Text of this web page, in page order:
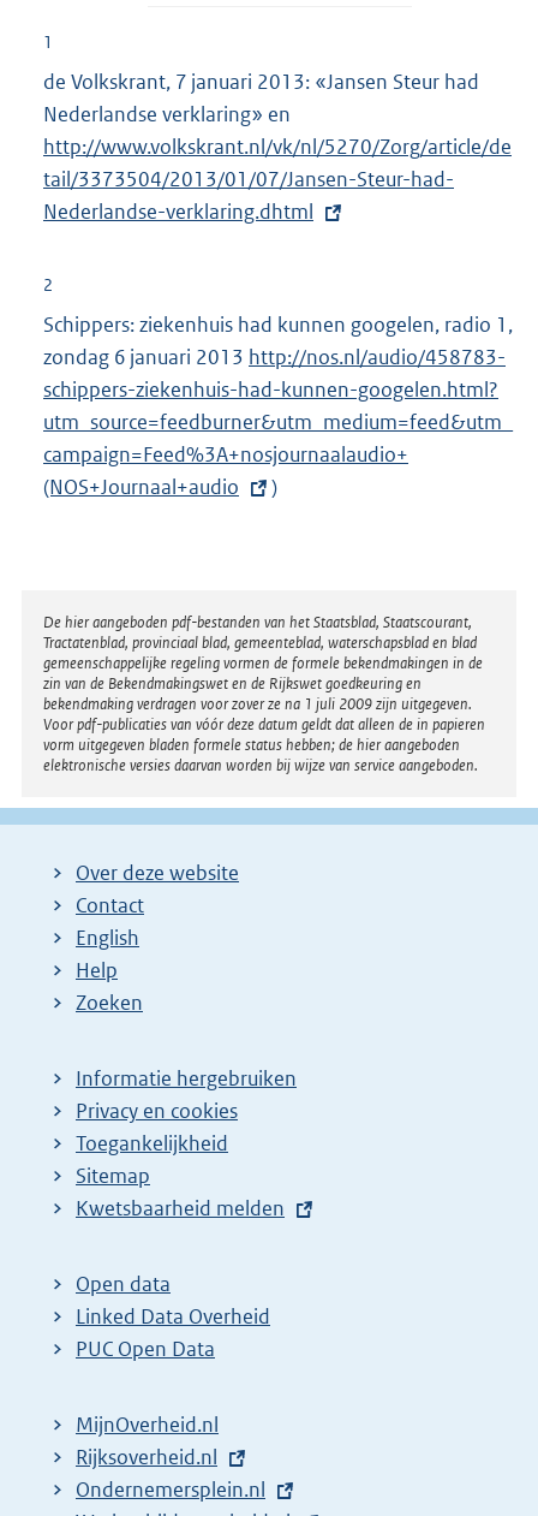
1
de Volkskrant, 7 januari 2013: «Jansen Steur had
Nederlandse verklaring» en
x
t
e
i
n
k
:
http://www.volkskrant.nl/vk/nl/5270/Zorg/article/de
tail/3373504/2013/01/07/Jansen-Steur-had-
Nederlandse-verklaring.dhtml
2
Schippers: ziekenhuis had kunnen googelen, radio 1,
zondag 6 januari 2013 E
x
t
e
r
i
n
k
:
http://nos.nl/audio/458783-
schippers-ziekenhuis-had-kunnen-googelen.html?
utm_source=feedburner&utm_medium=feed&utm_
campaign=Feed%3A+nosjournaalaudio+
(NOS+Journaal+audio
)
Disclaimer
De hier aangeboden pdf-bestanden van het Staatsblad, Staatscourant,
Tractatenblad, provinciaal blad, gemeenteblad, waterschapsblad en blad
gemeenschappelijke regeling vormen de formele bekendmakingen in de
zin van de Bekendmakingswet en de Rijkswet goedkeuring en
bekendmaking verdragen voor zover ze na 1 juli 2009 zijn uitgegeven.
Voor pdf-publicaties van vóór deze datum geldt dat alleen de in papieren
vorm uitgegeven bladen formele status hebben; de hier aangeboden
elektronische versies daarvan worden bij wijze van service aangeboden.
Over deze website
Contact
English
Help
Zoeken
Informatie hergebruiken
Privacy en cookies
Toegankelijkheid
Sitemap
E
t
e
r
l
i
n
Kwetsbaarheid melden
Open data
Linked Data Overheid
PUC Open Data
MijnOverheid.nl
E
x
Rijksoverheid.nl
E
Ondernemersplein.nl